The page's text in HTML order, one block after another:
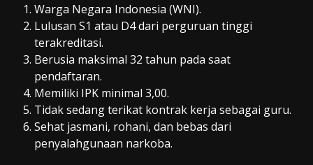
Warga Negara Indonesia (WNI).
Lulusan S1 atau D4 dari perguruan tinggi
terakreditasi.
Berusia maksimal 32 tahun pada saat
pendaftaran.
Memiliki IPK minimal 3,00.
Tidak sedang terikat kontrak kerja sebagai guru.
Sehat jasmani, rohani, dan bebas dari
penyalahgunaan narkoba.